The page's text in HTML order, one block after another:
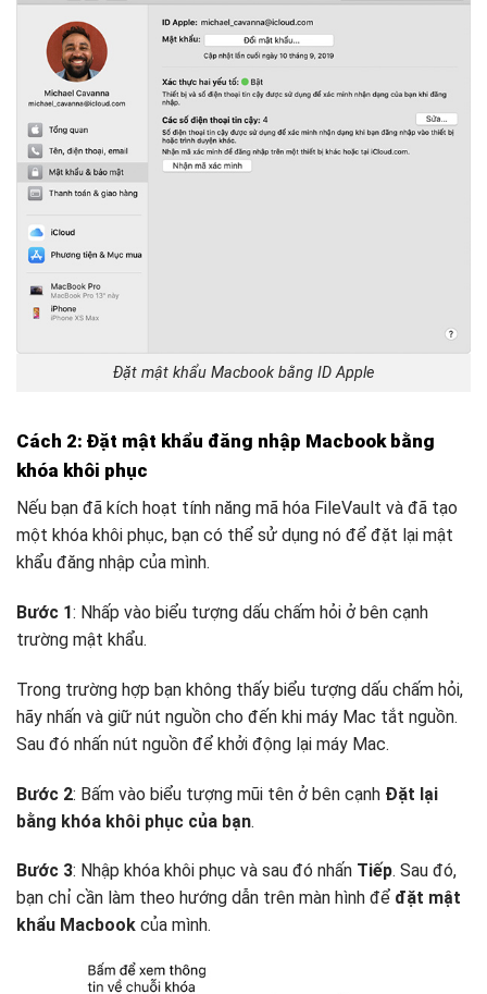
Đặt mật khẩu Macbook bằng ID Apple
Cách 2: Đặt mật khẩu đăng nhập Macbook bằng
khóa khôi phục
Nếu bạn đã kích hoạt tính năng mã hóa FileVault và đã tạo
một khóa khôi phục, bạn có thể sử dụng nó để đặt lại mật
khẩu đăng nhập của mình.
Bước 1: Nhấp vào biểu tượng dấu chấm hỏi ở bên cạnh
trường mật khẩu.
Trong trường hợp bạn không thấy biểu tượng dấu chấm hỏi,
hãy nhấn và giữ nút nguồn cho đến khi máy Mac tắt nguồn.
Sau đó nhấn nút nguồn để khởi động lại máy Mac.
Bước 2: Bấm vào biểu tượng mũi tên ở bên cạnh Đặt lại
bằng khóa khôi phục của bạn.
Bước 3: Nhập khóa khôi phục và sau đó nhấn Tiếp. Sau đó,
bạn chỉ cần làm theo hướng dẫn trên màn hình để đặt mật
khẩu Macbook của mình.